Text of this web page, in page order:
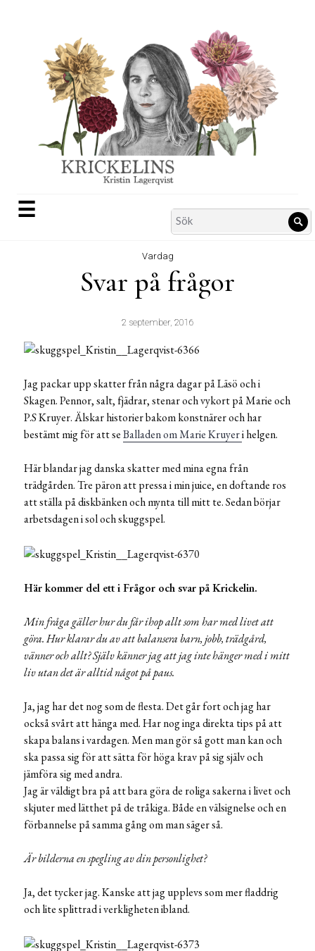
☰
Search
for:
Vardag
Svar på frågor
2 september, 2016
Jag packar upp skatter från några dagar på Läsö och i
Skagen. Pennor, salt, fjädrar, stenar och vykort på Marie och
P.S Kruyer. Älskar historier bakom konstnärer och har
bestämt mig för att seBalladen om Marie Kruyeri helgen.
Här blandar jag danska skatter med mina egna från
trädgården. Tre päron att pressa i min juice, en doftande ros
att ställa på diskbänken och mynta till mitt te. Sedan börjar
arbetsdagen i sol och skuggspel.
Här kommer del ett i Frågor och svar på Krickelin.
Min fråga gäller hur du får ihop allt som har med livet att
göra. Hur klarar du av att balansera barn, jobb, trädgård,
vänner och allt? Själv känner jag att jag inte hänger med i mitt
liv utan det är alltid något på paus.
Ja, jag har det nog som de flesta. Det går fort och jag har
också svårt att hänga med. Har nog inga direkta tips på att
skapa balans i vardagen. Men man gör så gott man kan och
ska passa sig för att sätta för höga krav på sig själv och
jämföra sig med andra.
Jag är väldigt bra på att bara göra de roliga sakerna i livet och
skjuter med lätthet på de tråkiga. Både en välsignelse och en
förbannelse på samma gång om man säger så.
Är bilderna en spegling av din personlighet?
Ja, det tycker jag. Kanske att jag upplevs som mer fladdrig
och lite splittrad i verkligheten ibland.